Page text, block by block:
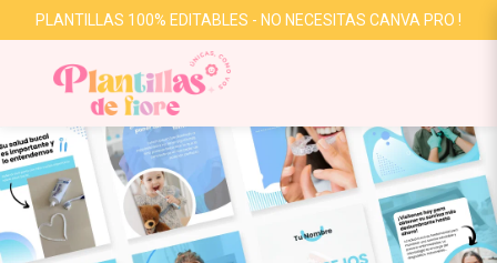
PLANTILLAS 100% EDITABLES - NO NECESITAS CANVA PRO !